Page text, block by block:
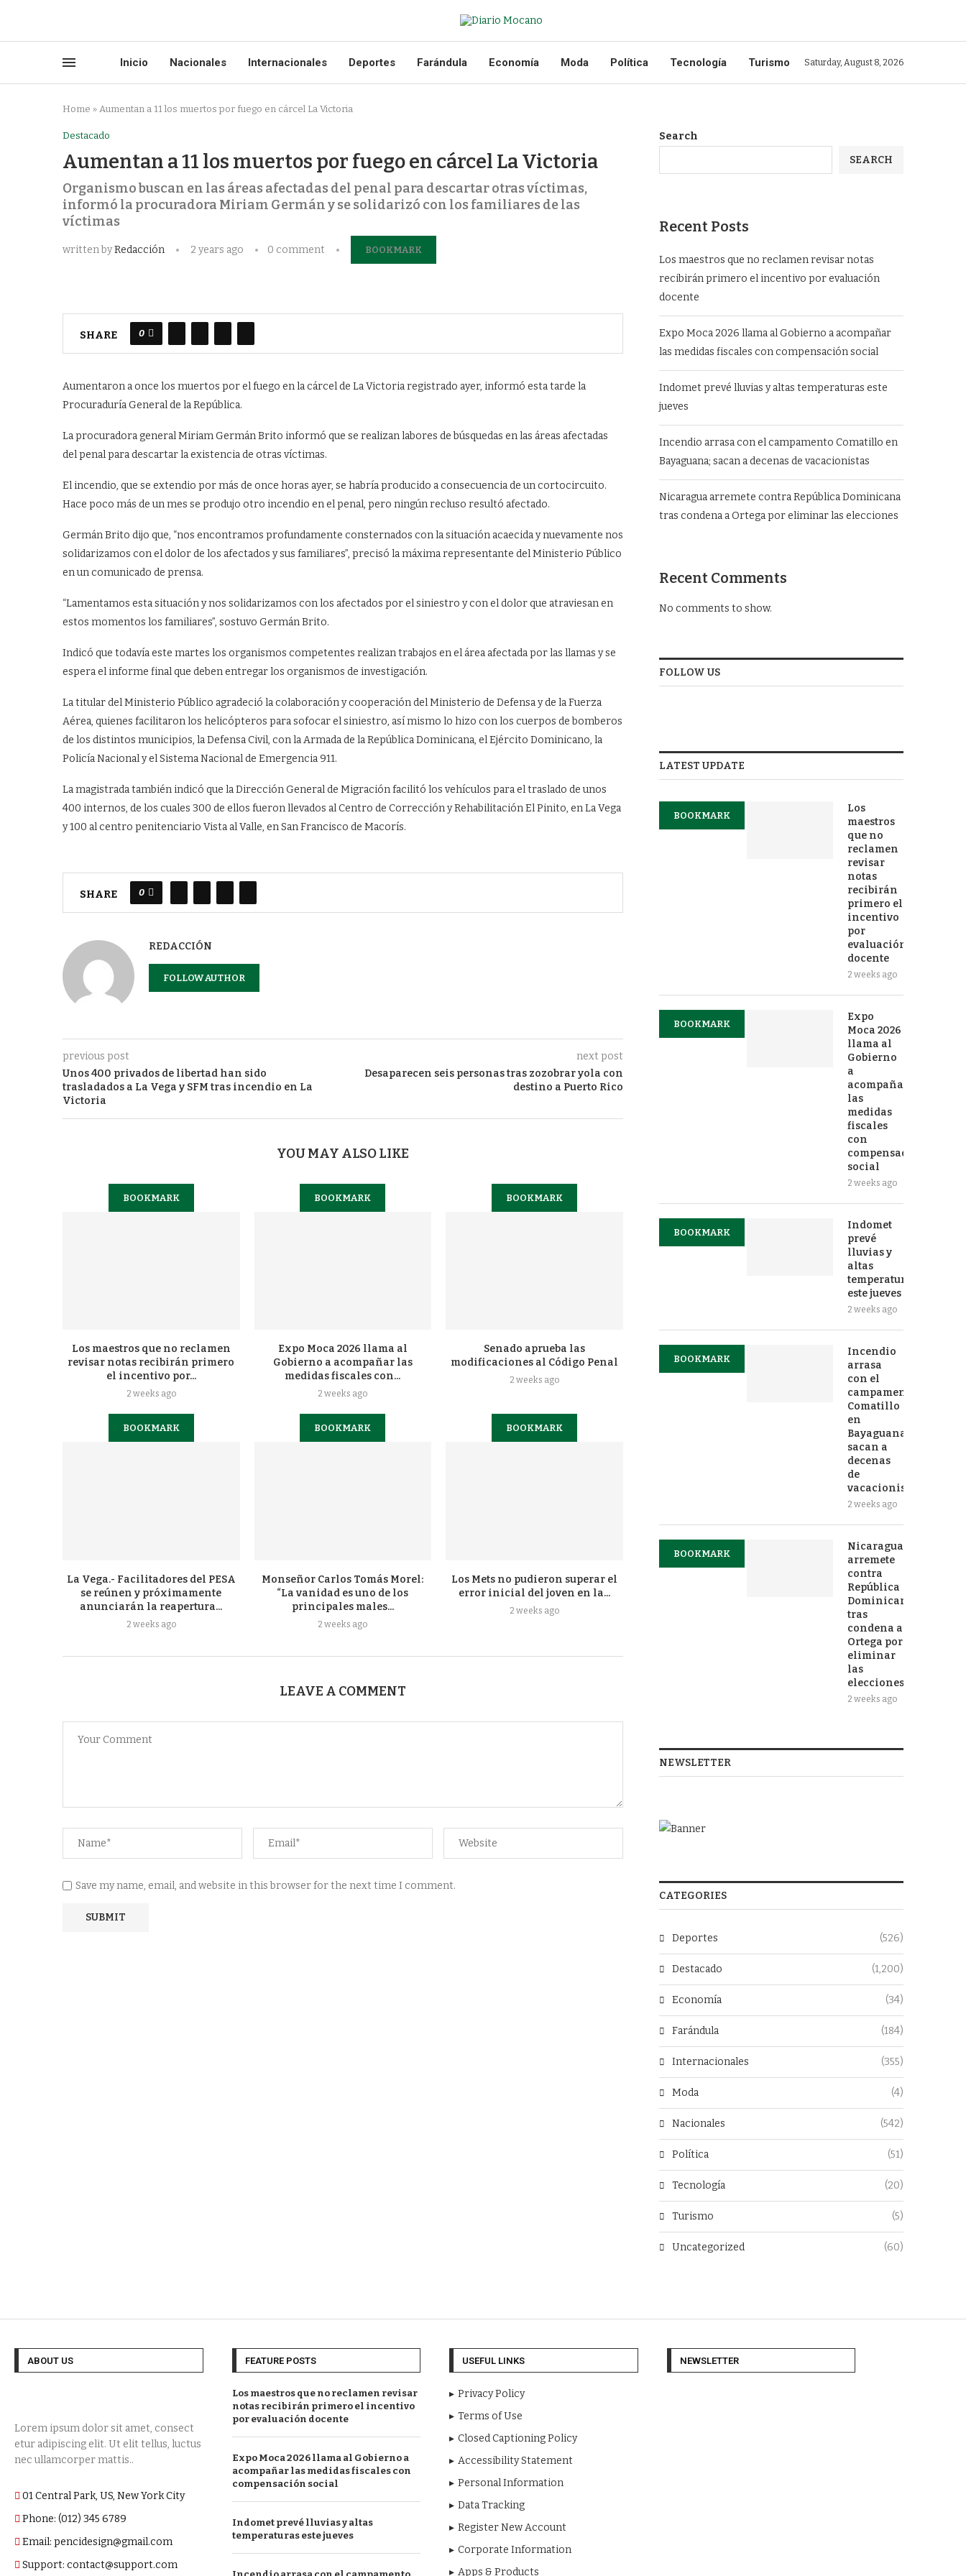
Inicio Nacionales Internacionales Deportes Farándula Economía Moda Política Tecnología Turismo Saturday, August 8, 2026
Home » Aumentan a 11 los muertos por fuego en cárcel La Victoria
Destacado
Aumentan a 11 los muertos por fuego en cárcel La Victoria
Organismo buscan en las áreas afectadas del penal para descartar otras víctimas,
informó la procuradora Miriam Germán y se solidarizó con los familiares de las
víctimas
written byRedacción 2 years ago 0 comment BOOKMARK
SHARE 0
Aumentaron a once los muertos por el fuego en la cárcel de La Victoria registrado ayer, informó esta tarde la
Procuraduría General de la República.
La procuradora general Miriam Germán Brito informó que se realizan labores de búsquedas en las áreas afectadas
del penal para descartar la existencia de otras víctimas.
El incendio, que se extendio por más de once horas ayer, se habría producido a consecuencia de un cortocircuito.
Hace poco más de un mes se produjo otro incendio en el penal, pero ningún recluso resultó afectado.
Germán Brito dijo que, “nos encontramos profundamente consternados con la situación acaecida y nuevamente nos
solidarizamos con el dolor de los afectados y sus familiares”, precisó la máxima representante del Ministerio Público
en un comunicado de prensa.
“Lamentamos esta situación y nos solidarizamos con los afectados por el siniestro y con el dolor que atraviesan en
estos momentos los familiares”, sostuvo Germán Brito.
Indicó que todavía este martes los organismos competentes realizan trabajos en el área afectada por las llamas y se
espera el informe final que deben entregar los organismos de investigación.
La titular del Ministerio Público agradeció la colaboración y cooperación del Ministerio de Defensa y de la Fuerza
Aérea, quienes facilitaron los helicópteros para sofocar el siniestro, así mismo lo hizo con los cuerpos de bomberos
de los distintos municipios, la Defensa Civil, con la Armada de la República Dominicana, el Ejército Dominicano, la
Policía Nacional y el Sistema Nacional de Emergencia 911.
La magistrada también indicó que la Dirección General de Migración facilitó los vehículos para el traslado de unos
400 internos, de los cuales 300 de ellos fueron llevados al Centro de Corrección y Rehabilitación El Pinito, en La Vega
y 100 al centro penitenciario Vista al Valle, en San Francisco de Macorís.
SHARE 0
REDACCIÓN
FOLLOW AUTHOR
previous post
Unos 400 privados de libertad han sido
trasladados a La Vega y SFM tras incendio en La
Victoria
next post
Desaparecen seis personas tras zozobrar yola con
destino a Puerto Rico
YOU MAY ALSO LIKE
BOOKMARK
Los maestros que no reclamen
revisar notas recibirán primero
el incentivo por...
2 weeks ago
BOOKMARK
Expo Moca 2026 llama al
Gobierno a acompañar las
medidas fiscales con...
2 weeks ago
BOOKMARK
Senado aprueba las
modificaciones al Código Penal
2 weeks ago
BOOKMARK
La Vega.- Facilitadores del PESA
se reúnen y próximamente
anunciarán la reapertura...
2 weeks ago
BOOKMARK
Monseñor Carlos Tomás Morel:
“La vanidad es uno de los
principales males...
2 weeks ago
BOOKMARK
Los Mets no pudieron superar el
error inicial del joven en la...
2 weeks ago
LEAVE A COMMENT
Save my name, email, and website in this browser for the next time I comment.
Search
SEARCH
Recent Posts
Los maestros que no reclamen revisar notas
recibirán primero el incentivo por evaluación
docente
Expo Moca 2026 llama al Gobierno a acompañar
las medidas fiscales con compensación social
Indomet prevé lluvias y altas temperaturas este
jueves
Incendio arrasa con el campamento Comatillo en
Bayaguana; sacan a decenas de vacacionistas
Nicaragua arremete contra República Dominicana
tras condena a Ortega por eliminar las elecciones
Recent Comments
No comments to show.
FOLLOW US
LATEST UPDATE
BOOKMARK
Los
maestros
que no
reclamen
revisar
notas
recibirán
primero el
incentivo
por
evaluación
docente
2 weeks ago
BOOKMARK
Expo
Moca 2026
llama al
Gobierno
a
acompañar
las
medidas
fiscales
con
compensación
social
2 weeks ago
BOOKMARK
Indomet
prevé
lluvias y
altas
temperaturas
este jueves
2 weeks ago
BOOKMARK
Incendio
arrasa
con el
campamento
Comatillo
en
Bayaguana;
sacan a
decenas
de
vacacionistas
2 weeks ago
BOOKMARK
Nicaragua
arremete
contra
República
Dominicana
tras
condena a
Ortega por
eliminar
las
elecciones
2 weeks ago
NEWSLETTER
CATEGORIES
Deportes (526)
Destacado (1,200)
Economía (34)
Farándula (184)
Internacionales (355)
Moda (4)
Nacionales (542)
Política (51)
Tecnología (20)
Turismo (5)
Uncategorized (60)
ABOUT US
Lorem ipsum dolor sit amet, consect
etur adipiscing elit. Ut elit tellus, luctus
nec ullamcorper mattis..
01 Central Park, US, New York City
Phone: (012) 345 6789
Email: pencidesign@gmail.com
Support: contact@support.com
FEATURE POSTS
Los maestros que no reclamen revisar
notas recibirán primero el incentivo
por evaluación docente
Expo Moca 2026 llama al Gobierno a
acompañar las medidas fiscales con
compensación social
Indomet prevé lluvias y altas
temperaturas este jueves
USEFUL LINKS
Privacy Policy
Terms of Use
Closed Captioning Policy
Accessibility Statement
Personal Information
Data Tracking
Register New Account
Corporate Information
Apps & Products
NEWSLETTER